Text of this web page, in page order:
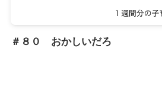
＃８０ おかしいだろ